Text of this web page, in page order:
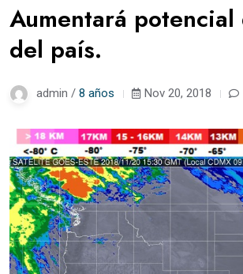
Aumentará
del país.
admin / 8 años Nov 20, 2018